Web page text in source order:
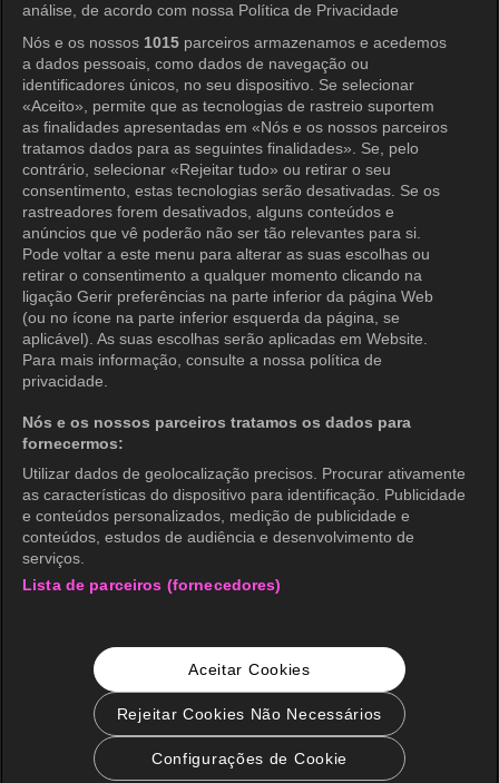
KOCOWA+
Central de Ajuda
Termos de Uso
Política de Privacidade
Política de Privacidade (Europa)
Política de Privacidade (Oceania)
Política de Privacidade (Brasil)
Direitos de Privacidade da Califórnia
Política de Cookies (Gerenciar
Não Venda Minhas Informações Pessoais
Classificação etária
Acessibilidade
wavve Americas
Consulta de Negócios
© 2026 KOCOWA+. Todos os direitos reservados.
análise, de acordo com nossa Política de Privacidade
Nós e os nossos 1015 parceiros armazenamos e acedemos
a dados pessoais, como dados de navegação ou
identificadores únicos, no seu dispositivo. Se selecionar
«Aceito», permite que as tecnologias de rastreio suportem
as finalidades apresentadas em «Nós e os nossos parceiros
tratamos dados para as seguintes finalidades». Se, pelo
contrário, selecionar «Rejeitar tudo» ou retirar o seu
consentimento, estas tecnologias serão desativadas. Se os
rastreadores forem desativados, alguns conteúdos e
anúncios que vê poderão não ser tão relevantes para si.
Pode voltar a este menu para alterar as suas escolhas ou
retirar o consentimento a qualquer momento clicando na
ligação Gerir preferências na parte inferior da página Web
(ou no ícone na parte inferior esquerda da página, se
aplicável). As suas escolhas serão aplicadas em Website.
Para mais informação, consulte a nossa política de
privacidade.
Nós e os nossos parceiros tratamos os dados para
fornecermos:
Utilizar dados de geolocalização precisos. Procurar ativamente
as características do dispositivo para identificação. Publicidade
e conteúdos personalizados, medição de publicidade e
conteúdos, estudos de audiência e desenvolvimento de
serviços.
Lista de parceiros (fornecedores)
Aceitar Cookies
Rejeitar Cookies Não Necessários
Configurações de Cookie